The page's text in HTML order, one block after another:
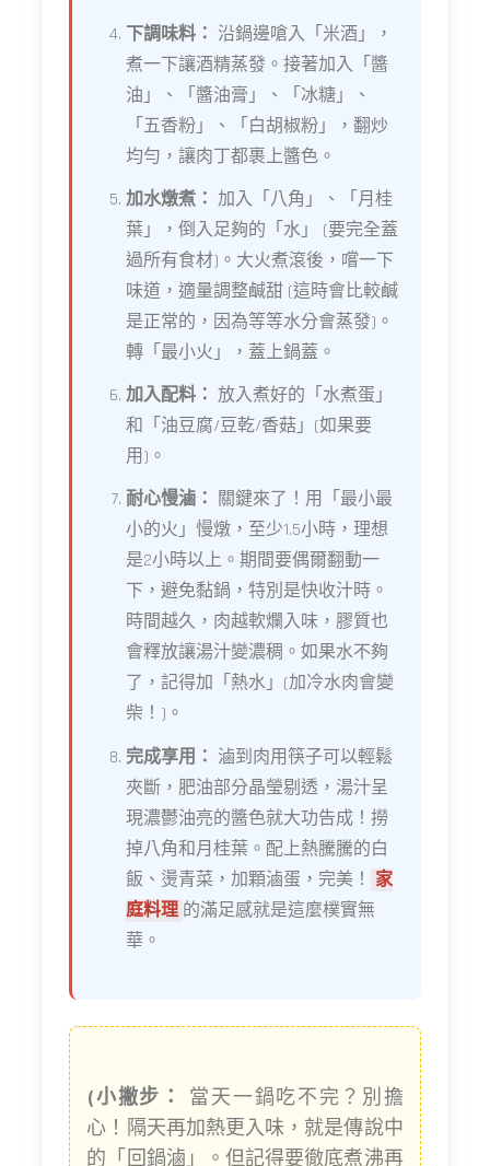
下調味料： 沿鍋邊嗆入「米酒」，
煮一下讓酒精蒸發。接著加入「醬
油」、「醬油膏」、「冰糖」、
「五香粉」、「白胡椒粉」，翻炒
均勻，讓肉丁都裹上醬色。
加水燉煮： 加入「八角」、「月桂
葉」，倒入足夠的「水」 (要完全蓋
過所有食材)。大火煮滾後，嚐一下
味道，適量調整鹹甜 (這時會比較鹹
是正常的，因為等等水分會蒸發)。
轉「最小火」，蓋上鍋蓋。
加入配料： 放入煮好的「水煮蛋」
和「油豆腐/豆乾/香菇」(如果要
用)。
耐心慢滷： 關鍵來了！用「最小最
小的火」慢燉，至少1.5小時，理想
是2小時以上。期間要偶爾翻動一
下，避免黏鍋，特別是快收汁時。
時間越久，肉越軟爛入味，膠質也
會釋放讓湯汁變濃稠。如果水不夠
了，記得加「熱水」(加冷水肉會變
柴！)。
完成享用： 滷到肉用筷子可以輕鬆
夾斷，肥油部分晶瑩剔透，湯汁呈
現濃鬱油亮的醬色就大功告成！撈
掉八角和月桂葉。配上熱騰騰的白
飯、燙青菜，加顆滷蛋，完美！ 家
庭料理 的滿足感就是這麼樸實無
華。
(小撇步：
當天一鍋吃不完？別擔
心！隔天再加熱更入味，就是傳說中
的「回鍋滷」。但記得要徹底煮沸再